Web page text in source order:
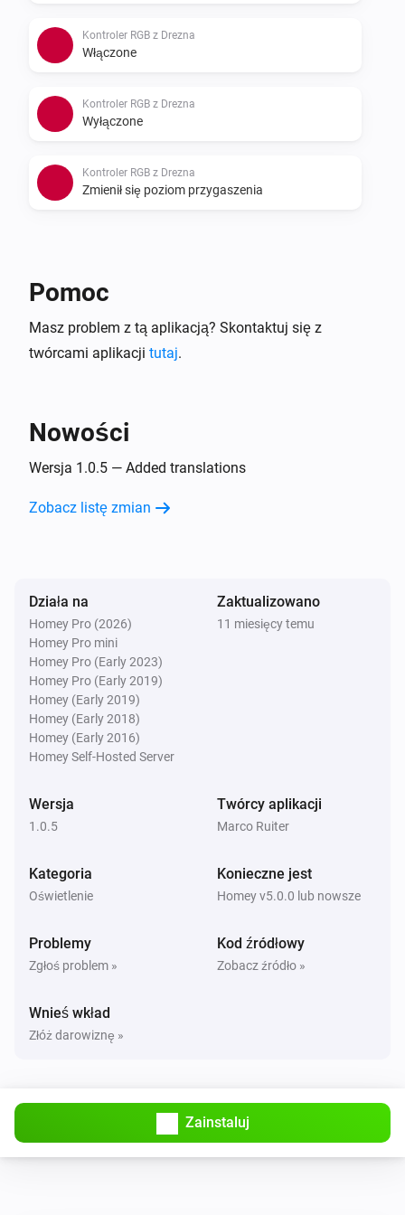
Kontroler RGB z Drezna
Włączone
Kontroler RGB z Drezna
Wyłączone
Kontroler RGB z Drezna
Zmienił się poziom przygaszenia
Jest włączone
Kontroler RGB z Drezna
Wtedy...
Dresden WW/CW LED Controller
Dresden WW/CW LED Controller
Przełącz na wł. lub wył.
Dresden WW/CW LED Controller
Przygaś do %
Dresden WW/CW LED Controller
Ustaw względny poziom przygaszenia
Dresden WW/CW LED Controller
Kontroler RGB z Drezna
Włącz
Kontroler RGB z Drezna
Wyłącz
Kontroler RGB z Drezna
Przełącz na wł. lub wył.
i
Pomoc
Masz problem z tą aplikacją? Skontaktuj się z
twórcami aplikacji tutaj.
Nowości
Wersja 1.0.5 — Added translations
Zobacz listę zmian
Działa na
Homey Pro (2026)
Homey Pro mini
Homey Pro (Early 2023)
Homey Pro (Early 2019)
Homey (Early 2019)
Homey (Early 2018)
Homey (Early 2016)
Homey Self-Hosted Server
Zaktualizowano
11 miesięcy temu
Wersja
1.0.5
Twórcy aplikacji
Marco Ruiter
Kategoria
Oświetlenie
Konieczne jest
Homey v5.0.0 lub nowsze
Problemy
Zgłoś problem »
Kod źródłowy
Zobacz źródło »
Wnieś wkład
Złóż darowiznę »
Zainstaluj